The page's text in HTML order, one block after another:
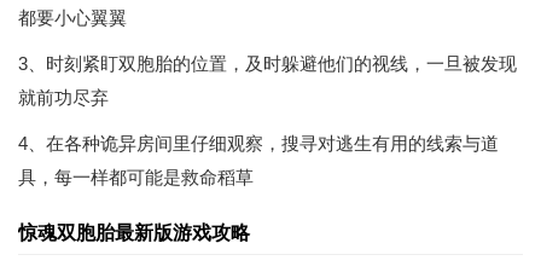
都要小心翼翼
3、时刻紧盯双胞胎的位置，及时躲避他们的视线，一旦被发现
就前功尽弃
4、在各种诡异房间里仔细观察，搜寻对逃生有用的线索与道
具，每一样都可能是救命稻草
惊魂双胞胎最新版游戏攻略